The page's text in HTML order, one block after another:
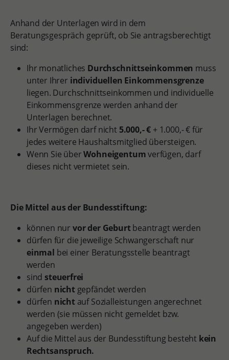
Anhand der Unterlagen wird in dem
Beratungsgespräch geprüft, ob Sie antragsberechtigt
sind:
Ihr monatliches Durchschnittseinkommen muss
unter Ihrer individuellen Einkommensgrenze
liegen. Durchschnittseinkommen und individuelle
Einkommensgrenze werden anhand der
Unterlagen berechnet.
Ihr Vermögen darf nicht 5.000,- € + 1.000,- € für
jedes weitere Haushaltsmitglied übersteigen.
Wenn Sie überWohneigentumverfügen, darf
dieses nicht vermietet sein.
Die Mittel aus der Bundesstiftung:
können nur vor der Geburtbeantragt werden
dürfen für die jeweilige Schwangerschaft nur
einmal bei einer Beratungsstelle beantragt
werden
sind steuerfrei
dürfen nichtgepfändet werden
dürfen nichtauf Sozialleistungen angerechnet
werden (sie müssen nicht gemeldet bzw.
angegeben werden)
Auf die Mittel aus der Bundesstiftung besteht kein
Rechtsanspruch.